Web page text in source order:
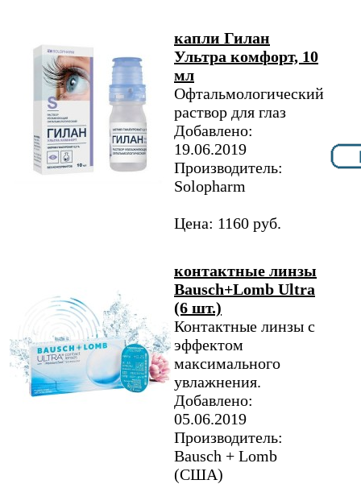
капли Гилан
Ультра комфорт, 10
мл
Офтальмологический
раствор для глаз
Добавлено:
19.06.2019
Производитель:
Solopharm
Цена: 1160 руб.
контактные линзы
Bausch+Lomb Ultra
(6 шт.)
Контактные линзы с
эффектом
максимального
увлажнения.
Добавлено:
05.06.2019
Производитель:
Bausch + Lomb
(США)